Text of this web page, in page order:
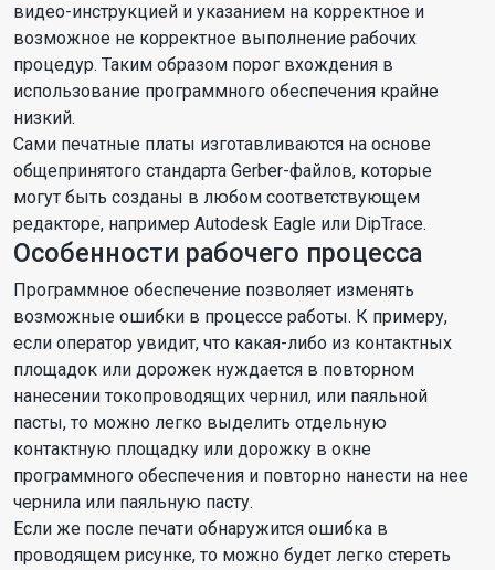
видео-инструкцией и указанием на корректное и
возможное не корректное выполнение рабочих
процедур. Таким образом порог вхождения в
использование программного обеспечения крайне
низкий.
Сами печатные платы изготавливаются на основе
общепринятого стандарта Gerber-файлов, которые
могут быть созданы в любом соответствующем
редакторе, например Autodesk Eagle или DipTrace.
Особенности рабочего процесса
Программное обеспечение позволяет изменять
возможные ошибки в процессе работы. К примеру,
если оператор увидит, что какая-либо из контактных
площадок или дорожек нуждается в повторном
нанесении токопроводящих чернил, или паяльной
пасты, то можно легко выделить отдельную
контактную площадку или дорожку в окне
программного обеспечения и повторно нанести на нее
чернила или паяльную пасту.
Если же после печати обнаружится ошибка в
проводящем рисунке, то можно будет легко стереть